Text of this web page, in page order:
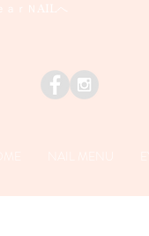
ａｒＮAILへ